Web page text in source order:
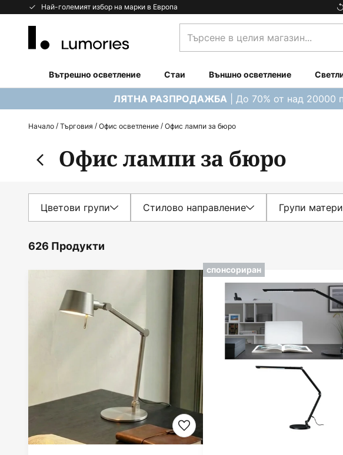
Най-големият избор на марки в Европа
Прескачане
магазин...
Вътрешно осветление Стаи Външно осветление
ЛЯТНА РАЗПРОДАЖБА | До 70% от над 20000
Начало Търговия Офис осветление Офис лампи за бюро
Офис лампи за бюро
Цветови групи Стилово направление Групи
626 Продукти
спонсориран